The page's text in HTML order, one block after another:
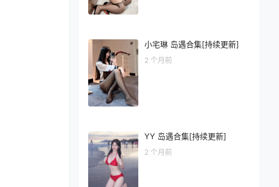
小宅琳 岛遇合集[持续更新]
2 个月前
YY 岛遇合集[持续更新]
2 个月前